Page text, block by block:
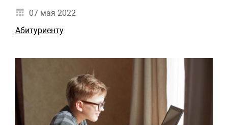
07 мая 2022
Абитуриенту